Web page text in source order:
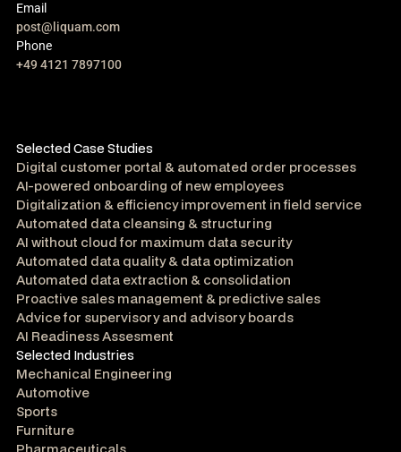
Email
post@liquam.com
Phone
+49 4121 7897100
Selected Case Studies
Digital customer portal & automated order processes
AI-powered onboarding of new employees
Digitalization & efficiency improvement in field service
Automated data cleansing & structuring
AI without cloud for maximum data security
Automated data quality & data optimization
Automated data extraction & consolidation
Proactive sales management & predictive sales
Advice for supervisory and advisory boards
AI Readiness Assesment
Selected Industries
Mechanical Engineering
Automotive
Sports
Furniture